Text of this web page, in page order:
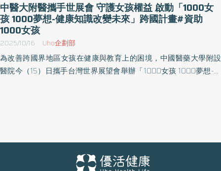
中醫大附醫攜手世展會 守護女孩權益 啟動「1000女
孩 1000夢想-健康知識改變未來」跨國計畫#資助
1000女孩
2025/10/16 Uho企劃部
為改善跨國界地區女孩在健康與教育上的困境，中國醫藥大學附設
醫院今（15）日攜手台灣世界展望會舉辦「1000女孩 1000夢想-健